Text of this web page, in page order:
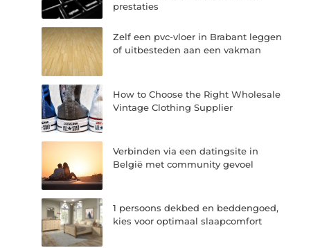
prestaties
Zelf een pvc-vloer in Brabant leggen
of uitbesteden aan een vakman
How to Choose the Right Wholesale
Vintage Clothing Supplier
Verbinden via een datingsite in
België met community gevoel
1 persoons dekbed en beddengoed,
kies voor optimaal slaapcomfort